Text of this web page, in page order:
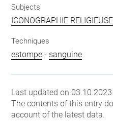
Subjects
ICONOGRAPHIE RELIGIEUSE
Techniques
estompe - sanguine
Last updated on 03.10.2023
The contents of this entry
account of the latest data.